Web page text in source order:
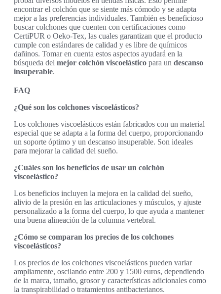
encontrar el colchón que se siente más cómodo y se adapta
mejor a las preferencias individuales. También es beneficioso
buscar colchones que cuenten con certificaciones como
CertiPUR o Oeko-Tex, las cuales garantizan que el producto
cumple con estándares de calidad y es libre de químicos
dañinos. Tomar en cuenta estos aspectos ayudará en la
búsqueda del mejor colchón viscoelástico para un descanso
insuperable.
FAQ
¿Qué son los colchones viscoelásticos?
Los colchones viscoelásticos están fabricados con un material
especial que se adapta a la forma del cuerpo, proporcionando
un soporte óptimo y un descanso insuperable. Son ideales
para mejorar la calidad del sueño.
¿Cuáles son los beneficios de usar un colchón
viscoelástico?
Los beneficios incluyen la mejora en la calidad del sueño,
alivio de la presión en las articulaciones y músculos, y ajuste
personalizado a la forma del cuerpo, lo que ayuda a mantener
una buena alineación de la columna vertebral.
¿Cómo se comparan los precios de los colchones
viscoelásticos?
Los precios de los colchones viscoelásticos pueden variar
ampliamente, oscilando entre 200 y 1500 euros, dependiendo
de la marca, tamaño, grosor y características adicionales como
la transpirabilidad o tratamientos antibacterianos.